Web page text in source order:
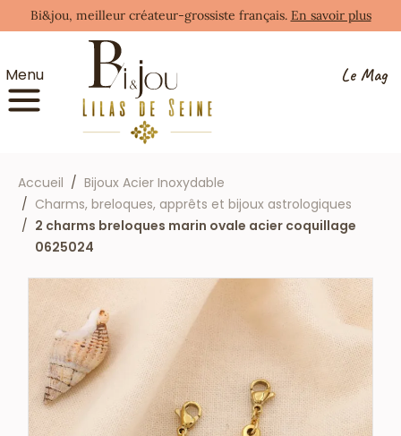
Bi&jou, meilleur créateur-grossiste français. En savoir plus
Menu Le Mag
Accueil
Bijoux Acier Inoxydable
Charms, breloques, apprêts et bijoux astrologiques
2 charms breloques marin ovale acier coquillage
0625024